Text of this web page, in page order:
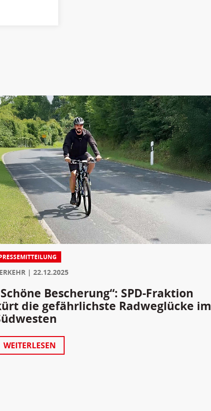
22.12.2025
Bescherung“: SPD-Fraktion
die gefährlichste Radweglücke im
WEITERLESEN